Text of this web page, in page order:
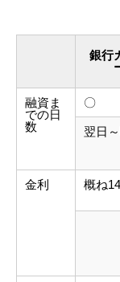
銀行
融資ま
での日
数
〇
翌日
金利 概ね